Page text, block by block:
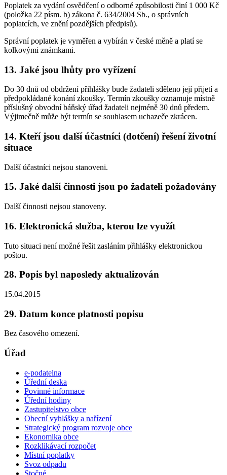
Poplatek za vydání osvědčení o odborné způsobilosti činí 1 000 Kč
(položka 22 písm. b) zákona č. 634/2004 Sb., o správních
poplatcích, ve znění pozdějších předpisů).
Správní poplatek je vyměřen a vybírán v české měně a platí se
kolkovými známkami.
13. Jaké jsou lhůty pro vyřízení
Do 30 dnů od obdržení přihlášky bude žadateli sděleno její přijetí a
předpokládané konání zkoušky. Termín zkoušky oznamuje místně
příslušný obvodní báňský úřad žadateli nejméně 30 dnů předem.
Výjimečně může být termín se souhlasem uchazeče zkrácen.
14. Kteří jsou další účastníci (dotčení) řešení životní
situace
Další účastníci nejsou stanoveni.
15. Jaké další činnosti jsou po žadateli požadovány
Další činnosti nejsou stanoveny.
16. Elektronická služba, kterou lze využít
Tuto situaci není možné řešit zasláním přihlášky elektronickou
poštou.
28. Popis byl naposledy aktualizován
15.04.2015
29. Datum konce platnosti popisu
Bez časového omezení.
Úřad
e-podatelna
Úřední deska
Povinné informace
Úřední hodiny
Zastupitelstvo obce
Obecní vyhlášky a nařízení
Strategický program rozvoje obce
Ekonomika obce
Rozklikávací rozpočet
Místní poplatky
Svoz odpadu
Stočné